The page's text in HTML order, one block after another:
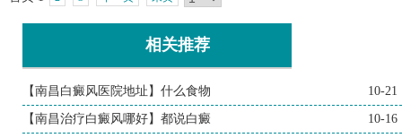
相关推荐
【南昌白癜风医院地址】什么食物 10-21
【南昌治疗白癜风哪好】都说白癜 10-16